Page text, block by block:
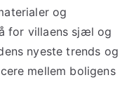
og
for villaens sjæl og
nyeste trends og
mellem boligens